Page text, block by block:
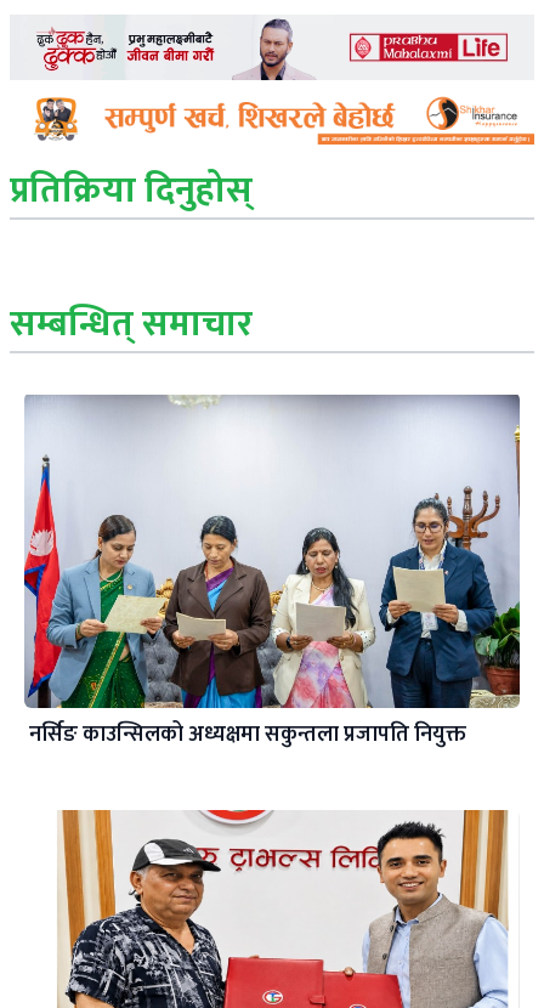
प्रतिक्रिया दिनुहोस्
सम्बन्धित् समाचार
नर्सिङ काउन्सिलको अध्यक्षमा सकुन्तला प्रजापति नियुक्त